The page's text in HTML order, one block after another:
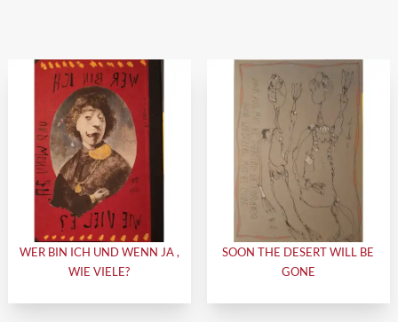
WER BIN ICH UND WENN JA ,
WIE VIELE?
SOON THE DESERT WILL BE
GONE